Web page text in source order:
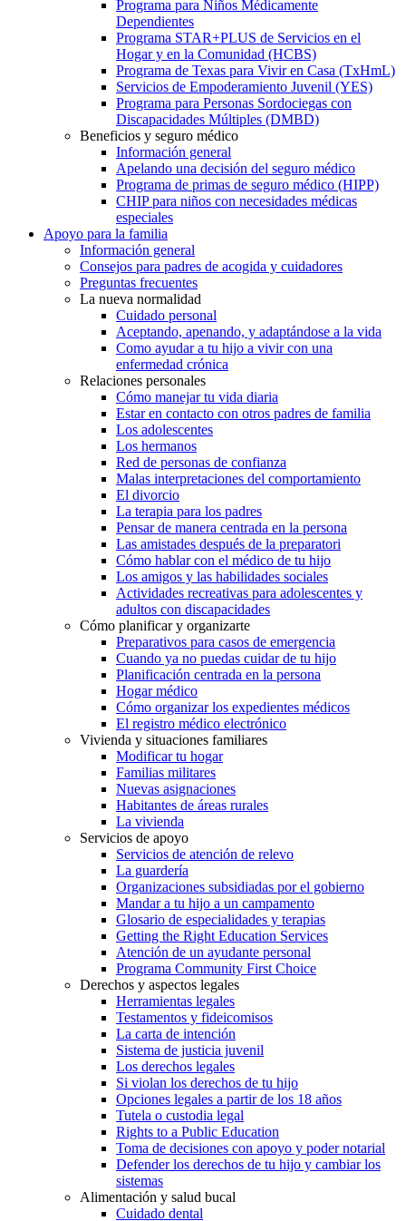
Programa para Niños Médicamente
Dependientes
Programa STAR+PLUS de Servicios en el
Hogar y en la Comunidad (HCBS)
Programa de Texas para Vivir en Casa (TxHmL)
Servicios de Empoderamiento Juvenil (YES)
Programa para Personas Sordociegas con
Discapacidades Múltiples (DMBD)
Beneficios y seguro médico
Información general
Apelando una decisión del seguro médico
Programa de primas de seguro médico (HIPP)
CHIP para niños con necesidades médicas
especiales
Apoyo para la familia
Información general
Consejos para padres de acogida y cuidadores
Preguntas frecuentes
La nueva normalidad
Cuidado personal
Aceptando, apenando, y adaptándose a la vida
Como ayudar a tu hijo a vivir con una
enfermedad crónica
Relaciones personales
Cómo manejar tu vida diaria
Estar en contacto con otros padres de familia
Los adolescentes
Los hermanos
Red de personas de confianza
Malas interpretaciones del comportamiento
El divorcio
La terapia para los padres
Pensar de manera centrada en la persona
Las amistades después de la preparatori
Cómo hablar con el médico de tu hijo
Los amigos y las habilidades sociales
Actividades recreativas para adolescentes y
adultos con discapacidades
Cómo planificar y organizarte
Preparativos para casos de emergencia
Cuando ya no puedas cuidar de tu hijo
Planificación centrada en la persona
Hogar médico
Cómo organizar los expedientes médicos
El registro médico electrónico
Vivienda y situaciones familiares
Modificar tu hogar
Familias militares
Nuevas asignaciones
Habitantes de áreas rurales
La vivienda
Servicios de apoyo
Servicios de atención de relevo
La guardería
Organizaciones subsidiadas por el gobierno
Mandar a tu hijo a un campamento
Glosario de especialidades y terapias
Getting the Right Education Services
Atención de un ayudante personal
Programa Community First Choice
Derechos y aspectos legales
Herramientas legales
Testamentos y fideicomisos
La carta de intención
Sistema de justicia juvenil
Los derechos legales
Si violan los derechos de tu hijo
Opciones legales a partir de los 18 años
Tutela o custodia legal
Rights to a Public Education
Toma de decisiones con apoyo y poder notarial
Defender los derechos de tu hijo y cambiar los
sistemas
Alimentación y salud bucal
Cuidado dental